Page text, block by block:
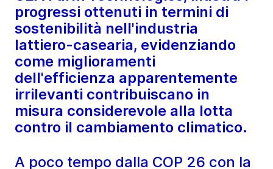
progressi ottenuti in termini di
sostenibilità nell'industria
lattiero-casearia, evidenziando
come miglioramenti
dell'efficienza apparentemente
irrilevanti contribuiscano in
misura considerevole alla lotta
contro il cambiamento climatico.
A poco tempo dalla COP 26 con la